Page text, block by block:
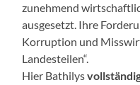
zunehmend
ausgesetzt. Ihre
Korruption und
Landesteilen“.
Hier Bathilys